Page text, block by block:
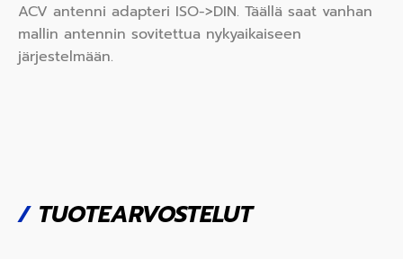
ACV antenni adapteri ISO->DIN. Täällä saat vanhan
mallin antennin sovitettua nykyaikaiseen
järjestelmään.
/TUOTEARVOSTELUT